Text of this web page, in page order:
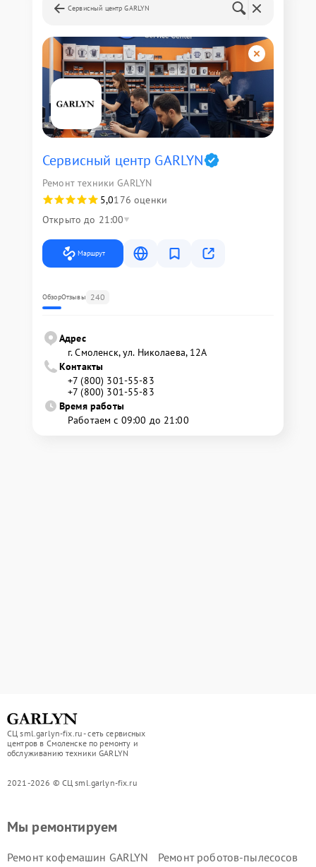
Сервисный центр GARLYN
Сервисный центр GARLYN
Ремонт техники GARLYN
5,0176 оценки
Открыто до 21:00
Маршрут
ОбзорОтзывы 240
Адрес
г. Смоленск, ул. Николаева, 12А
Контакты
+7 (800) 301-55-83
+7 (800) 301-55-83
Время работы
Работаем с 09:00 до 21:00
СЦ sml.garlyn-fix.ru - сеть сервисных
центров в Смоленске по ремонту и
обслуживанию техники GARLYN
2021-2026 © СЦ sml.garlyn-fix.ru
Мы ремонтируем
Ремонт кофемашин GARLYN
Ремонт роботов-пылесосов